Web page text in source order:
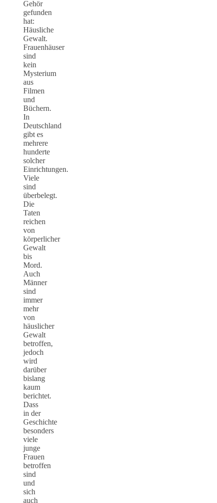
Gehör
gefunden
hat:
Häusliche
Gewalt.
Frauenhäuser
sind
kein
Mysterium
aus
Filmen
und
Büchern.
In
Deutschland
gibt es
mehrere
hunderte
solcher
Einrichtungen.
Viele
sind
überbelegt.
Die
Taten
reichen
von
körperlicher
Gewalt
bis
Mord.
Auch
Männer
sind
immer
mehr
von
häuslicher
Gewalt
betroffen,
jedoch
wird
darüber
bislang
kaum
berichtet.
Dass
in der
Geschichte
besonders
viele
junge
Frauen
betroffen
sind
und
sich
auch